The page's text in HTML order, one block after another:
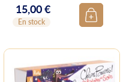
Prix
15,00 €
En stock